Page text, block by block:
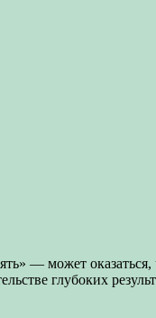
— может оказаться,
глубоких